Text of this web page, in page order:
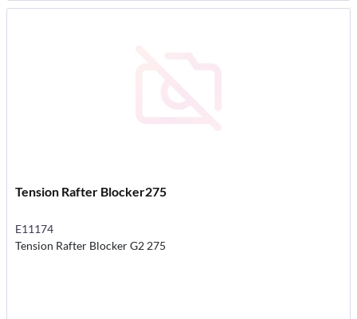
Tension Rafter Blocker275
E11174
Tension Rafter Blocker G2 275